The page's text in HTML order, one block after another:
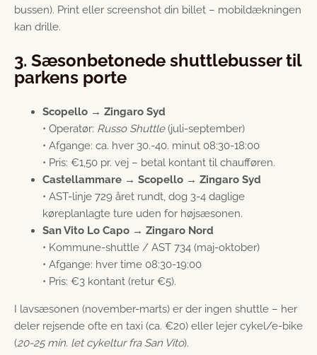
bussen). Print eller screenshot din billet – mobildækningen
kan drille.
3. Sæsonbetonede shuttlebusser til
parkens porte
Scopello → Zingaro Syd
• Operatør: Russo Shuttle(juli-september)
• Afgange: ca. hver 30.-40. minut 08:30-18:00
• Pris: €1,50 pr. vej – betal kontant til chaufføren.
Castellammare → Scopello → Zingaro Syd
• AST-linje 729 året rundt, dog 3-4 daglige
køreplanlagte ture uden for højsæsonen.
San Vito Lo Capo → Zingaro Nord
• Kommune-shuttle / AST 734 (maj-oktober)
• Afgange: hver time 08:30-19:00
• Pris: €3 kontant (retur €5).
I lavsæsonen (november-marts) er der ingen shuttle – her
deler rejsende ofte en taxi (ca. €20) eller lejer cykel/e-bike
(20-25 min. let cykeltur fra San Vito).